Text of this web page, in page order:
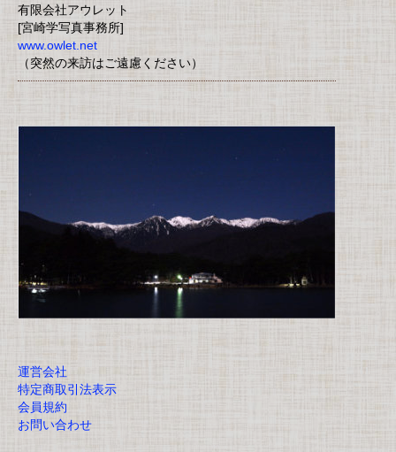
有限会社アウレット
[宮崎学写真事務所]
www.owlet.net
（突然の来訪はご遠慮ください）
運営会社
特定商取引法表示
会員規約
お問い合わせ